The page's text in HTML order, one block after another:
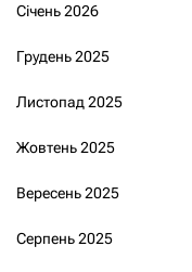
Січень 2026
Грудень 2025
Листопад 2025
Жовтень 2025
Вересень 2025
Серпень 2025